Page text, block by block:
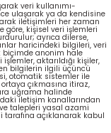
veri kullanımı-
ulaşarak ya da kendisine
iletişimleri her zaman
göre, kişisel veri işlemleri
ayrıca dilerse,
haricindeki bilgileri, veri
biçimde anonim hale
aktarıldığı kişiler,
bilgilerin ilgili üçüncü
otomatik sistemler ile
çıkmasına itiraz,
uğrama halinde
iletişim kanallarından
talepleri yasal azami
açıklanarak kabul